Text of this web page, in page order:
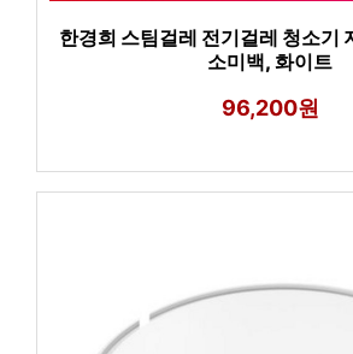
한경희 스팀걸레 전기걸레 청소기
소미백, 화이트
96,200원